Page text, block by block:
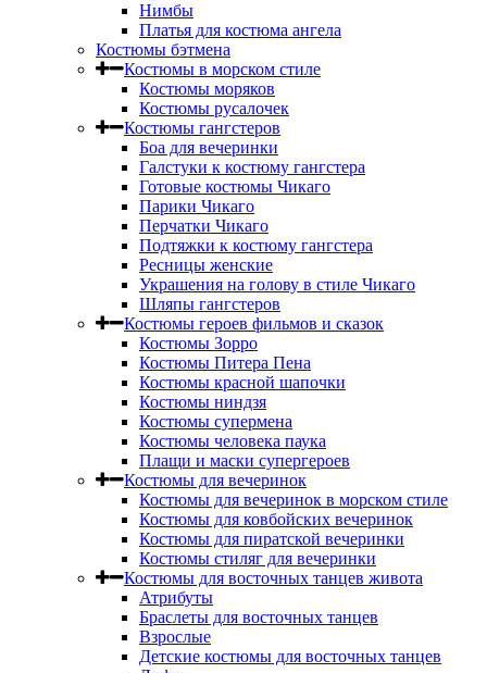
Нимбы
Платья для костюма ангела
Костюмы бэтмена
Костюмы в морском стиле
Костюмы моряков
Костюмы русалочек
Костюмы гангстеров
Боа для вечеринки
Галстуки к костюму гангстера
Готовые костюмы Чикаго
Парики Чикаго
Перчатки Чикаго
Подтяжки к костюму гангстера
Ресницы женские
Украшения на голову в стиле Чикаго
Шляпы гангстеров
Костюмы героев фильмов и сказок
Костюмы Зорро
Костюмы Питера Пена
Костюмы красной шапочки
Костюмы ниндзя
Костюмы супермена
Костюмы человека паука
Плащи и маски супергероев
Костюмы для вечеринок
Костюмы для вечеринок в морском стиле
Костюмы для ковбойских вечеринок
Костюмы для пиратской вечеринки
Костюмы стиляг для вечеринки
Костюмы для восточных танцев живота
Атрибуты
Браслеты для восточных танцев
Взрослые
Детские костюмы для восточных танцев